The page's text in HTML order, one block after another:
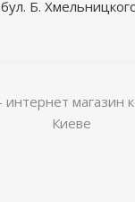
Б.
магазин
Киеве